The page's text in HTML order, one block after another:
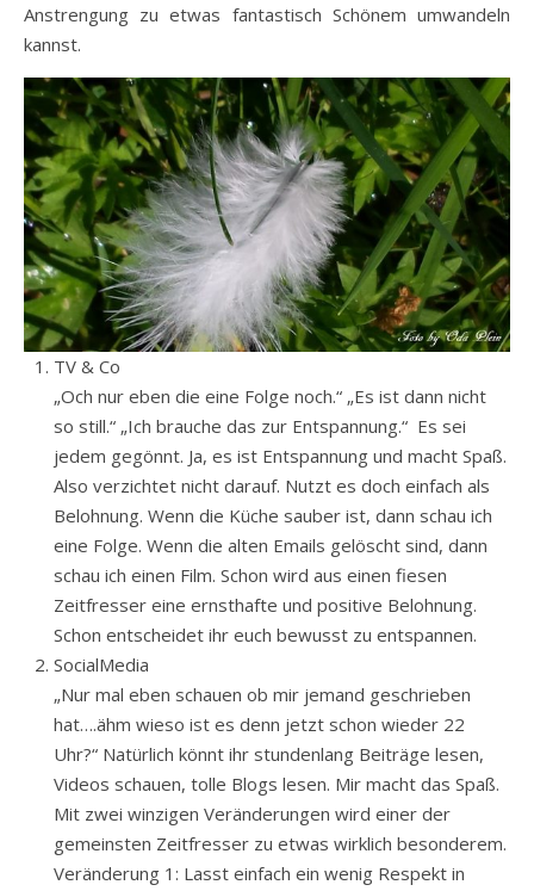
Anstrengung zu etwas fantastisch Schönem umwandeln
kannst.
TV & Co
„Och nur eben die eine Folge noch.“ „Es ist dann nicht
so still.“ „Ich brauche das zur Entspannung.“ Es sei
jedem gegönnt. Ja, es ist Entspannung und macht Spaß.
Also verzichtet nicht darauf. Nutzt es doch einfach als
Belohnung. Wenn die Küche sauber ist, dann schau ich
eine Folge. Wenn die alten Emails gelöscht sind, dann
schau ich einen Film. Schon wird aus einen fiesen
Zeitfresser eine ernsthafte und positive Belohnung.
Schon entscheidet ihr euch bewusst zu entspannen.
SocialMedia
„Nur mal eben schauen ob mir jemand geschrieben
hat….ähm wieso ist es denn jetzt schon wieder 22
Uhr?“ Natürlich könnt ihr stundenlang Beiträge lesen,
Videos schauen, tolle Blogs lesen. Mir macht das Spaß.
Mit zwei winzigen Veränderungen wird einer der
gemeinsten Zeitfresser zu etwas wirklich besonderem.
Veränderung 1: Lasst einfach ein wenig Respekt in